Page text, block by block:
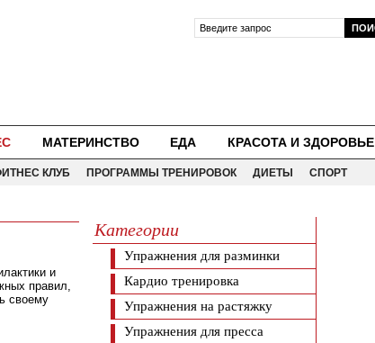
МАТЕРИНСТВО ЕДА
КРАСОТА И ЗДОРОВЬЕ
КЛУБ ПРОГРАММЫ ТРЕНИРОВОК ДИЕТЫ СПОРТ
и
правил,
своему
Категории
Упражнения для разминки
Кардио тренировка
Упражнения на растяжку
Упражнения для пресса